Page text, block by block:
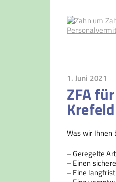
1. Juni 2021
ZFA
Krefeld
Was wir Ihnen
– Geregelte
– Einen
– Eine